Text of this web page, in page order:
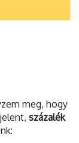
meg, hogy
százalék